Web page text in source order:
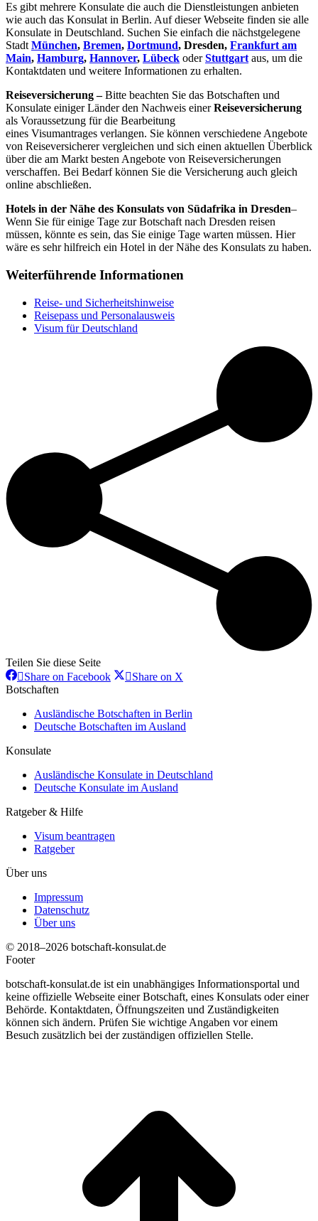
Es gibt mehrere Konsulate die auch die Dienstleistungen anbieten
wie auch das Konsulat in Berlin. Auf dieser Webseite finden sie alle
Konsulate in Deutschland. Suchen Sie einfach die nächstgelegene
StadtMünchen, Bremen, Dortmund, Dresden, Frankfurt am
Main, Hamburg, Hannover, Lübeck oderStuttgartaus, um die
Kontaktdaten und weitere Informationen zu erhalten.
Reiseversicherung –Bitte beachten Sie das Botschaften und
Konsulate einiger Länder den Nachweis einerReiseversicherung
als Voraussetzung für die Bearbeitung
eines Visumantrages verlangen. Sie können verschiedene Angebote
von Reiseversicherer vergleichen und sich einen aktuellen Überblick
über die am Markt besten Angebote von Reiseversicherungen
verschaffen. Bei Bedarf können Sie die Versicherung auch gleich
online abschließen.
Hotels in der Nähe des Konsulats von Südafrika in Dresden–
Wenn Sie für einige Tage zur Botschaft nach Dresden reisen
müssen, könnte es sein, das Sie einige Tage warten müssen. Hier
wäre es sehr hilfreich ein Hotel in der Nähe des Konsulats zu haben.
Weiterführende Informationen
Reise- und Sicherheitshinweise
Reisepass und Personalausweis
Visum für Deutschland
Teilen Sie diese Seite
Share on FacebookShareShare on X
Botschaften
Ausländische Botschaften in Berlin
Deutsche Botschaften im Ausland
Konsulate
Ausländische Konsulate in Deutschland
Deutsche Konsulate im Ausland
Ratgeber & Hilfe
Visum beantragen
Ratgeber
Über uns
Impressum
Datenschutz
Über uns
© 2018–2026 botschaft-konsulat.de
Footer
botschaft-konsulat.de ist ein unabhängiges Informationsportal und
keine offizielle Webseite einer Botschaft, eines Konsulats oder einer
Behörde. Kontaktdaten, Öffnungszeiten und Zuständigkeiten
können sich ändern. Prüfen Sie wichtige Angaben vor einem
Besuch zusätzlich bei der zuständigen offiziellen Stelle.